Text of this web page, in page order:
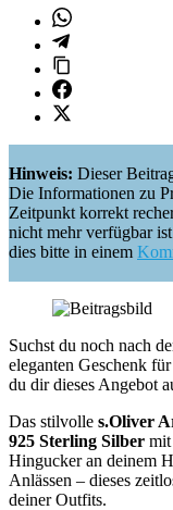
Hinweis: Dieser
Die Informationen zu
Zeitpunkt korrekt
nicht mehr verfügbar
dies bitte in einem
Suchst du noch nach
eleganten Geschenk
du dir dieses Angebot
Das stilvolle s.Oliver
925 Sterling Silber mit
Hingucker an deinem
Anlässen – dieses
deiner Outfits.